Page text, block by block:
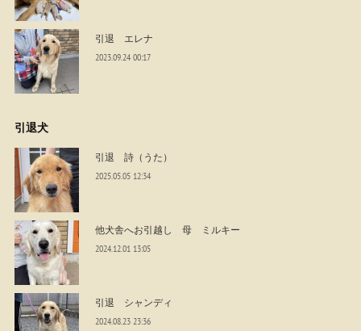
引退 エレナ
2023.09.24 00:17
引退犬
引退 詩（うた）
2025.05.05 12:34
他犬舎へお引越し 母 ミルキー
2024.12.01 13:05
引退 シャンディ
2024.08.23 23:36